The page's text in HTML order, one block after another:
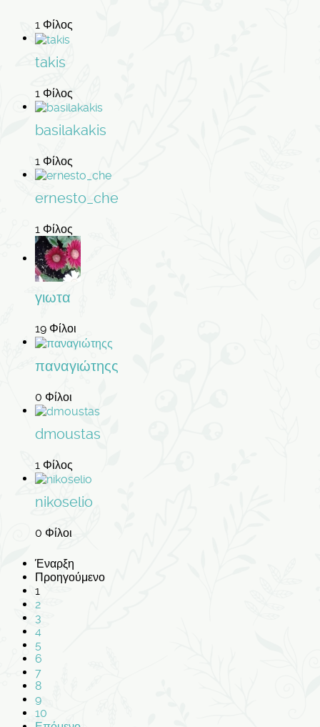
1 Φίλος
takis
1 Φίλος
basilakakis
1 Φίλος
ernesto_che
1 Φίλος
γιωτα
19 Φίλοι
παναγιώτηςς
0 Φίλοι
dmoustas
1 Φίλος
nikoselio
0 Φίλοι
Έναρξη
Προηγούμενο
1
2
3
4
5
6
7
8
9
10